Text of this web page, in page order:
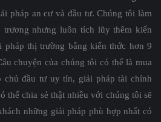
pháp an cư và đầu tư. Chúng tôi làm
nhưng luôn tích lũy thêm kiến
pháp thị trường bằng kiến thức hơn 9
chuyện của chúng tôi có thể là mua
chủ đầu tư uy tín, giải pháp tài chính
thể chia sẻ thật nhiều với chúng tôi sẽ
những giải pháp phù hợp nhất có